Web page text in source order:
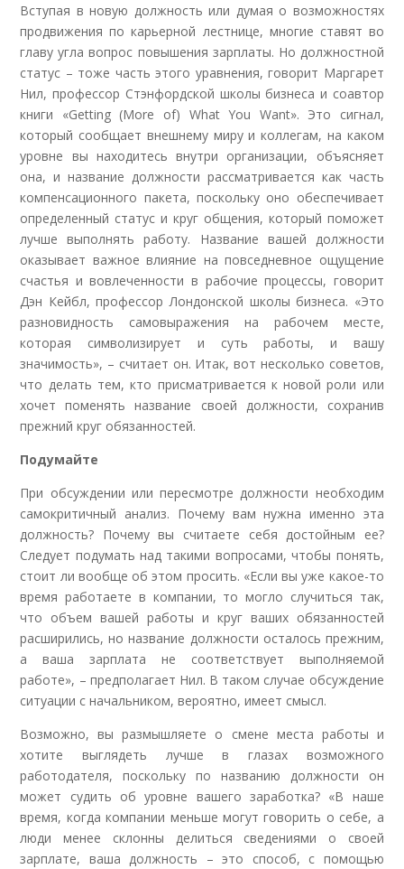
Вступая в новую должность или думая о возможностях
продвижения по карьерной лестнице, многие ставят во
главу угла вопрос повышения зарплаты. Но должностной
статус – тоже часть этого уравнения, говорит Маргарет
Нил, профессор Стэнфордской школы бизнеса и соавтор
книги «Getting (More of) What You Want». Это сигнал,
который сообщает внешнему миру и коллегам, на каком
уровне вы находитесь внутри организации, объясняет
она, и название должности рассматривается как часть
компенсационного пакета, поскольку оно обеспечивает
определенный статус и круг общения, который поможет
лучше выполнять работу. Название вашей должности
оказывает важное влияние на повседневное ощущение
счастья и вовлеченности в рабочие процессы, говорит
Дэн Кейбл, профессор Лондонской школы бизнеса. «Это
разновидность самовыражения на рабочем месте,
которая символизирует и суть работы, и вашу
значимость», – считает он. Итак, вот несколько советов,
что делать тем, кто присматривается к новой роли или
хочет поменять название своей должности, сохранив
прежний круг обязанностей.
Подумайте
При обсуждении или пересмотре должности необходим
самокритичный анализ. Почему вам нужна именно эта
должность? Почему вы считаете себя достойным ее?
Следует подумать над такими вопросами, чтобы понять,
стоит ли вообще об этом просить. «Если вы уже какое-то
время работаете в компании, то могло случиться так,
что объем вашей работы и круг ваших обязанностей
расширились, но название должности осталось прежним,
а ваша зарплата не соответствует выполняемой
работе», – предполагает Нил. В таком случае обсуждение
ситуации с начальником, вероятно, имеет смысл.
Возможно, вы размышляете о смене места работы и
хотите выглядеть лучше в глазах возможного
работодателя, поскольку по названию должности он
может судить об уровне вашего заработка? «В наше
время, когда компании меньше могут говорить о себе, а
люди менее склонны делиться сведениями о своей
зарплате, ваша должность – это способ, с помощью